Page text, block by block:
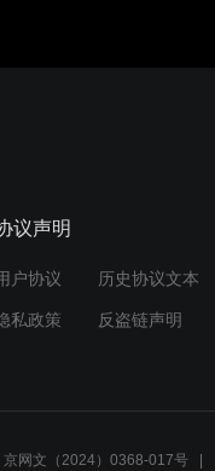
议声明
户协议 历史协议文本
私政策 反盗链声明
京网文（2024）0368-017号